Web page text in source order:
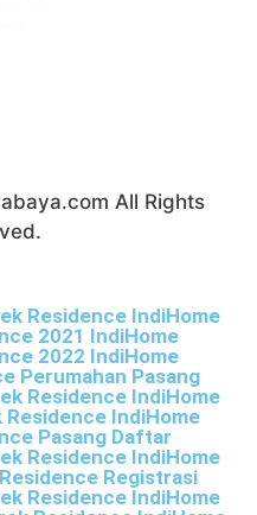
All Rights
Residence IndiHome
2021 IndiHome
2022 IndiHome
Perumahan Pasang
Residence IndiHome
Residence IndiHome
Pasang Daftar
Residence IndiHome
Registrasi
Residence IndiHome